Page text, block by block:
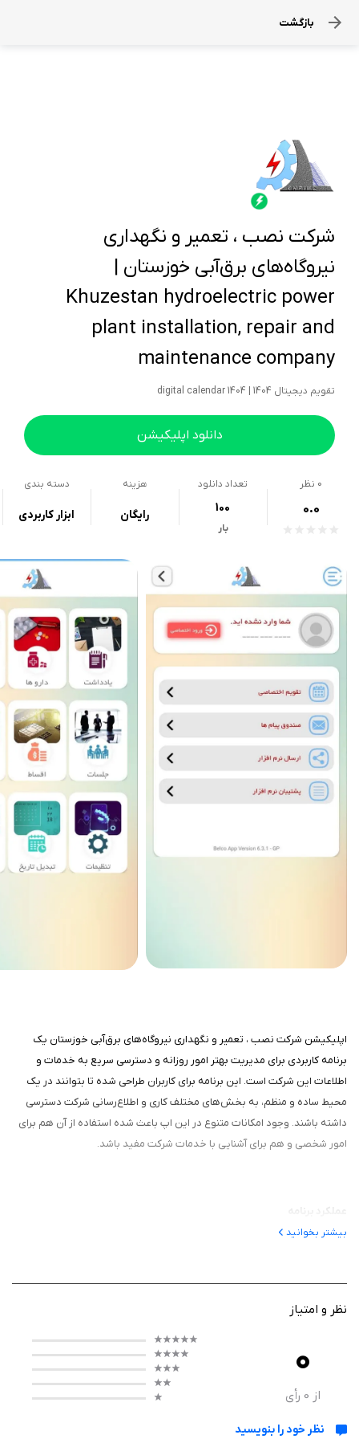
بازگشت
شرکت نصب ، تعمیر و نگهداری
نیروگاه‌های برق‌آبی خوزستان |
Khuzestan hydroelectric power
plant installation, repair and
maintenance company
تقویم دیجیتال 1404 | 1404 digital calendar
دانلود اپلیکیشن
0 نظر
0.0
تعداد دانلود
100
بار
هزینه
رایگان
دسته بندی
ابزار کاربردی
اپلیکیشن شرکت نصب ، تعمیر و نگهداری نیروگاه‌های برق‌آبی خوزستان یک
برنامه کاربردی برای مدیریت بهتر امور روزانه و دسترسی سریع به خدمات و
اطلاعات این شرکت است. این برنامه برای کاربران طراحی شده تا بتوانند در یک
محیط ساده و منظم، به بخش‌های مختلف کاری و اطلاع‌رسانی شرکت دسترسی
داشته باشند. وجود امکانات متنوع در این اپ باعث شده استفاده از آن هم برای
امور شخصی و هم برای آشنایی با خدمات شرکت مفید باشد.
یادآور، داروها، جلسات، اقساط، کارهای هفته و چک‌ها استفاده کنند و امور خود را
دقیق‌تر مدیریت کنند. همچنین بخش گالری تصاویر و فیلم، معرفی خدمات و
بیشتر بخوانید
نظر و امتیاز
0
از 0 رأی
نظر خود را بنویسید